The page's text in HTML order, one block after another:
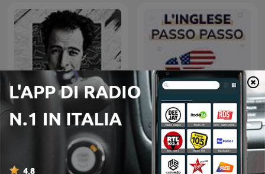
El Daheeh - الدحيح L'Inglese Passo Passo